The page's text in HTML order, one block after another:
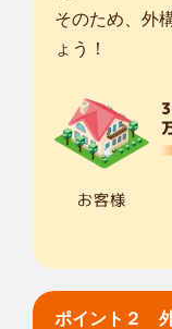
そのため、外
ょう！
ポイント２